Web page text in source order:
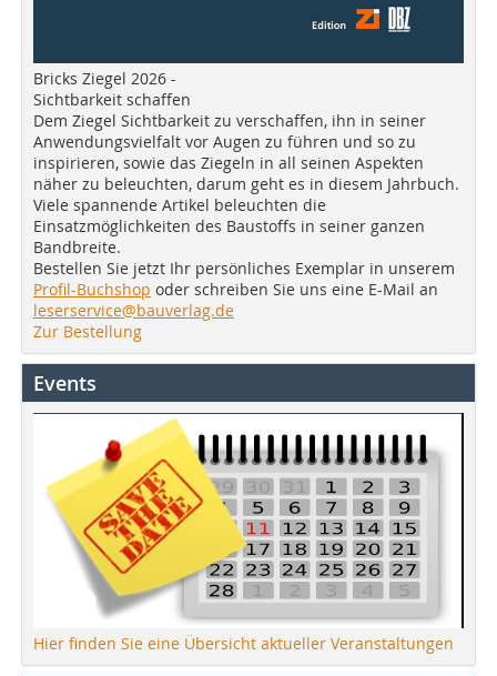
Bricks Ziegel 2026 -
Sichtbarkeit schaffen
Dem Ziegel Sichtbarkeit zu verschaffen, ihn in seiner
Anwendungsvielfalt vor Augen zu führen und so zu
inspirieren, sowie das Ziegeln in all seinen Aspekten
näher zu beleuchten, darum geht es in diesem Jahrbuch.
Viele spannende Artikel beleuchten die
Einsatzmöglichkeiten des Baustoffs in seiner ganzen
Bandbreite.
Bestellen Sie jetzt Ihr persönliches Exemplar in unserem
Profil-Buchshop oder schreiben Sie uns eine E-Mail an
leserservice@bauverlag.de
Zur Bestellung
Events
Hier finden Sie eine Übersicht aktueller Veranstaltungen